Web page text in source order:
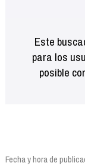
Este
para los
posible
Fecha y hora de